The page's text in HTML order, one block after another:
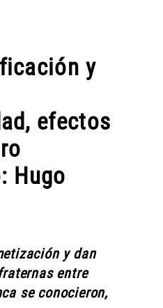
y
efectos
Hugo
y dan
entre
se conocieron,